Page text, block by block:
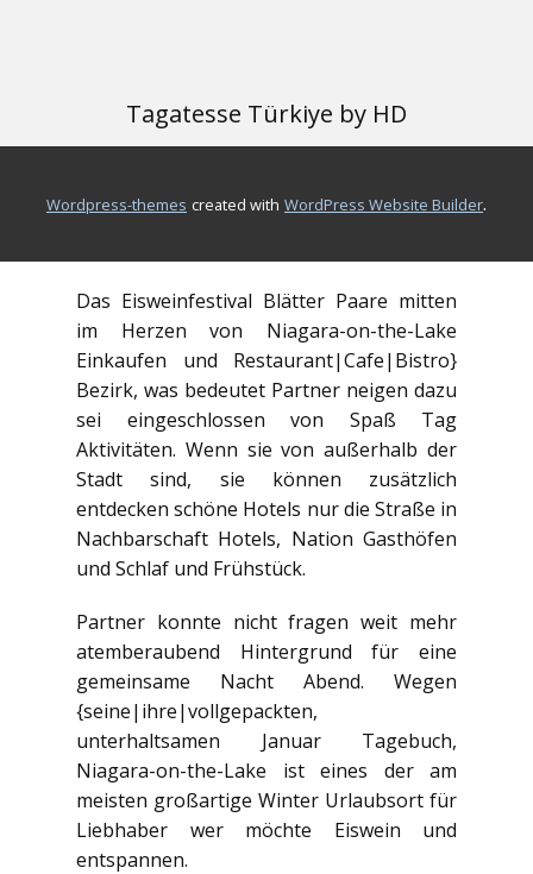
vor und während Anlass. Jedes sowie
Getränk Probe kostet Sie einen Token (6
enthält fünf Token und dem memento
Das Eisweinfestival Blätter Paare mitten
im Herzen von Niagara-on-the-Lake
Einkaufen und Restaurant|Cafe|Bistro}
Bezirk, was bedeutet Partner neigen dazu
sei eingeschlossen von Spaß Tag
Aktivitäten. Wenn sie von außerhalb der
Stadt sind, sie können zusätzlich
entdecken schöne Hotels nur die Straße in
Nachbarschaft Hotels, Nation Gasthöfen
und Schlaf und Frühstück.
Partner konnte nicht fragen weit mehr
atemberaubend Hintergrund für eine
gemeinsame Nacht Abend. Wegen
{seine|ihre|vollgepackten,
unterhaltsamen Januar Tagebuch,
Niagara-on-the-Lake ist eines der am
meisten großartige Winter Urlaubsort für
Liebhaber wer möchte Eiswein und
entspannen.
Tagatesse Türkiye by HD
wordpress-themes created with WordPress Website Builder.